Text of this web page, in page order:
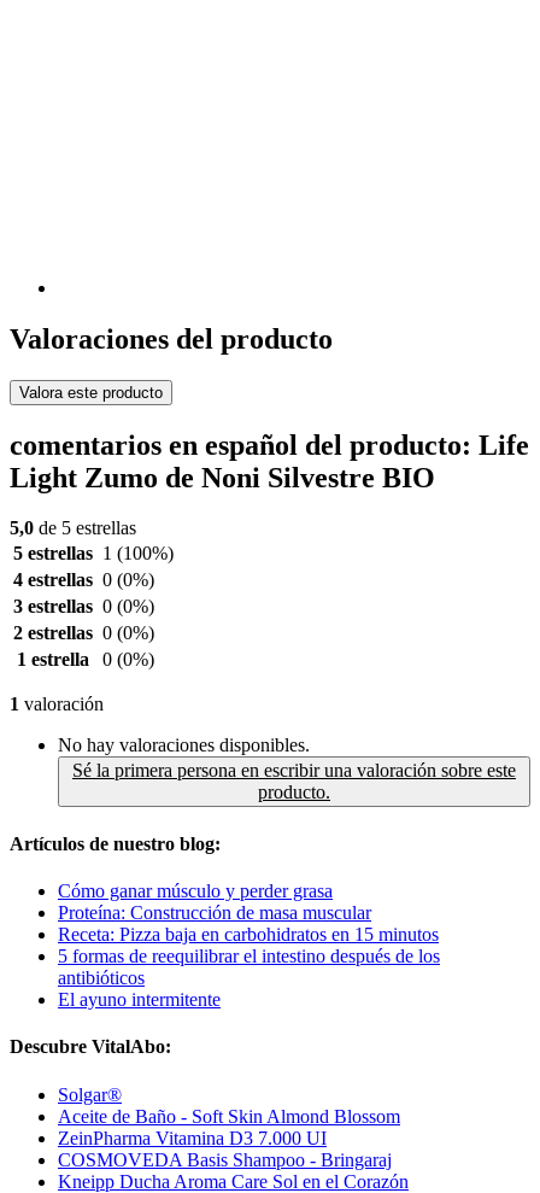
Valoraciones del producto
Valora este producto
comentarios en español del producto: Life
Light Zumo de Noni Silvestre BIO
5,0 de 5 estrellas
5 estrellas 1 (100%)
4 estrellas 0 (0%)
3 estrellas 0 (0%)
2 estrellas 0 (0%)
1 estrella
0 (0%)
1 valoración
No hay valoraciones disponibles.
Sé la primera persona en escribir una valoración sobre este
producto.
Artículos de nuestro blog:
Cómo ganar músculo y perder grasa
Proteína: Construcción de masa muscular
Receta: Pizza baja en carbohidratos en 15 minutos
5 formas de reequilibrar el intestino después de los
antibióticos
El ayuno intermitente
Descubre VitalAbo:
Solgar®
Aceite de Baño - Soft Skin Almond Blossom
ZeinPharma Vitamina D3 7.000 UI
COSMOVEDA Basis Shampoo - Bringaraj
Kneipp Ducha Aroma Care Sol en el Corazón